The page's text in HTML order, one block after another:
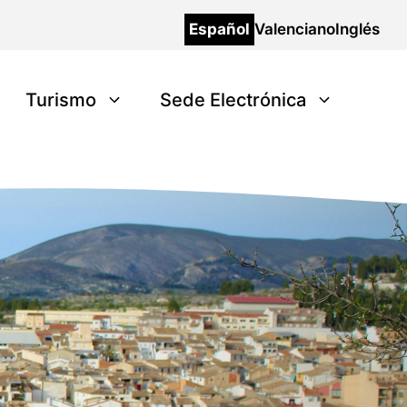
Español ValencianoInglés
Turismo Sede Electrónica